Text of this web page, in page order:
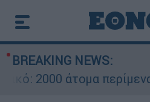
BREAKING NEWS:
άτομα περίμεναν τον